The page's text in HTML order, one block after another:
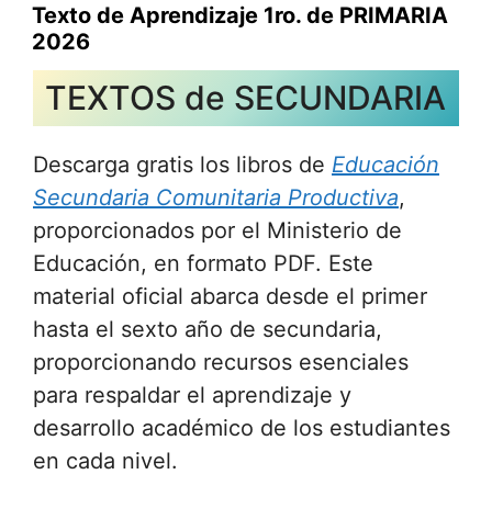
Texto de Aprendizaje 1ro. de PRIMARIA
2026
TEXTOS de SECUNDARIA
Descarga gratis los libros de Educación
Secundaria Comunitaria Productiva,
proporcionados por el Ministerio de
Educación, en formato PDF. Este
material oficial abarca desde el primer
hasta el sexto año de secundaria,
proporcionando recursos esenciales
para respaldar el aprendizaje y
desarrollo académico de los estudiantes
en cada nivel.